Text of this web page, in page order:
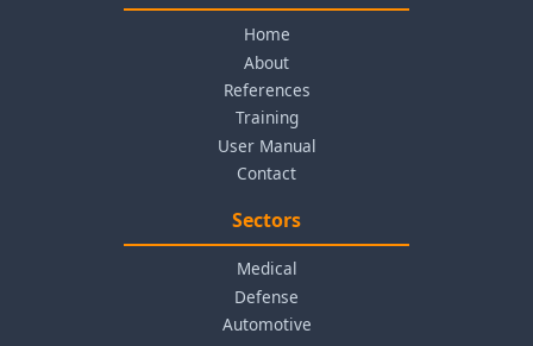
Home
About
References
Training
User Manual
Contact
Sectors
Medical
Defense
Automotive